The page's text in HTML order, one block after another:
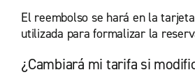
El reembolso se hará en la
utilizada para formalizar la
¿Cambiará mi tarifa si